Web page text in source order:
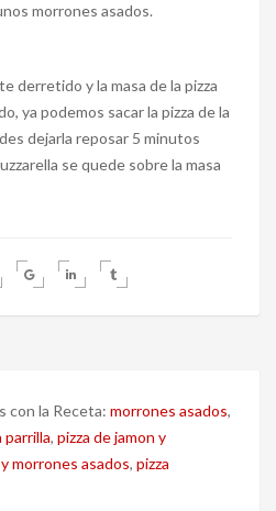
morrones asados.
derretido y la masa de la pizza
ya podemos sacar la pizza de la
dejarla reposar 5 minutos
se quede sobre la masa
con la Receta: morrones asados,
parrilla, pizza de jamon y
morrones asados, pizza